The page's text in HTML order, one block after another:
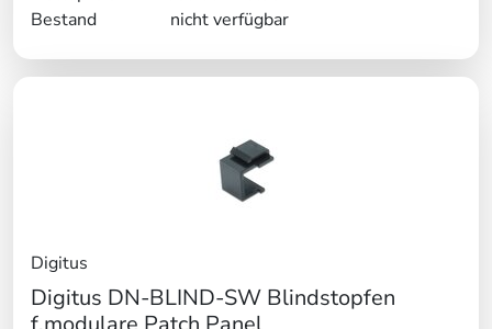
Bestand
nicht verfügbar
Digitus
Digitus DN-BLIND-SW Blindstopfen